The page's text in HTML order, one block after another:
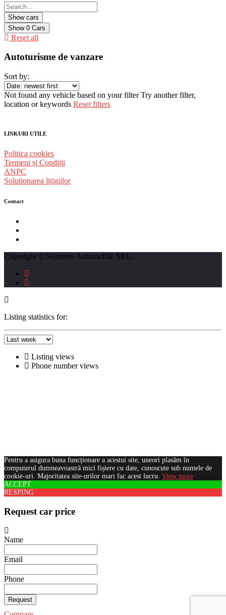
Show 0 Cars
Reset all
Autoturisme de vanzare
Sort by:
Not found any vehicle based on your filter Try another filter,
location or keywords Reset filters
LINKURI UTILE
Politica cookies
Termeni și Condiții
ANPC
Solutionarea litigiilor
Contact
Copyright © Supreme Automobile SRL.
Listing statistics for:
Listing views
Phone number views
Pentru a asigura buna funcționare a acestui site, uneori plasăm în
computerul dumneavoastră mici fișiere cu date, cunoscute sub numele de
cookie-uri. Majoritatea site-urilor mari fac acest lucru. View more
ACCEPT
RESPING
Request car price
Name
Email
Phone
Request